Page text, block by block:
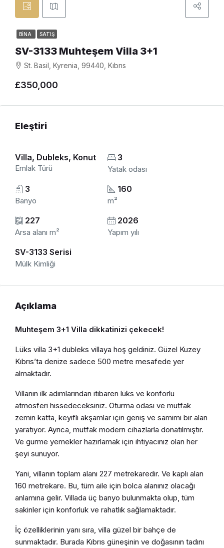
BINA SATIŞ
SV-3133 Muhteşem Villa 3+1
St. Basil, Kyrenia, 99440, Kıbrıs
£350,000
Eleştiri
Villa, Dubleks, Konut
Emlak Türü
3
Yatak odası
3
Banyo
160
m²
227
Arsa alanı m²
2026
Yapım yılı
SV-3133 Serisi
Mülk Kimliği
Açıklama
Muhteşem 3+1 Villa dikkatinizi çekecek!
Lüks villa 3+1 dubleks villaya hoş geldiniz. Güzel Kuzey
Kıbrıs’ta denize sadece 500 metre mesafede yer
almaktadır.
Villanın ilk adımlarından itibaren lüks ve konforlu
atmosferi hissedeceksiniz. Oturma odası ve mutfak
zemin katta, keyifli akşamlar için geniş ve samimi bir alan
yaratıyor. Ayrıca, mutfak modern cihazlarla donatılmıştır.
Ve gurme yemekler hazırlamak için ihtiyacınız olan her
şeyi sunuyor.
Yani, villanın toplam alanı 227 metrekaredir. Ve kaplı alan
160 metrekare. Bu, tüm aile için bolca alanınız olacağı
anlamına gelir. Villada üç banyo bulunmakta olup, tüm
sakinler için konforluk ve rahatlık sağlamaktadır.
İç özelliklerinin yanı sıra, villa güzel bir bahçe de
sunmaktadır. Burada Kıbrıs güneşinin ve doğasının tadını